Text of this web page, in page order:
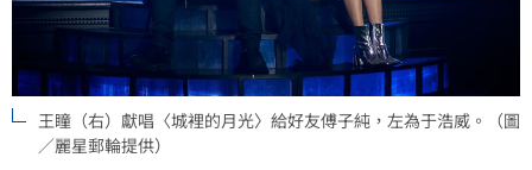
王瞳（右）獻唱〈城裡的月光〉給好友傅子純，左為于浩威。（圖
／麗星郵輪提供）